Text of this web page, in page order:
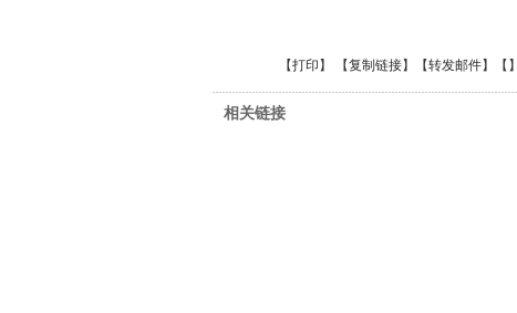
【打印 】 【复制链接】【转发邮件】【 】
相关链接